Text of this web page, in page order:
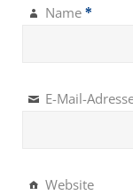
Name *
E-Mail-
Website